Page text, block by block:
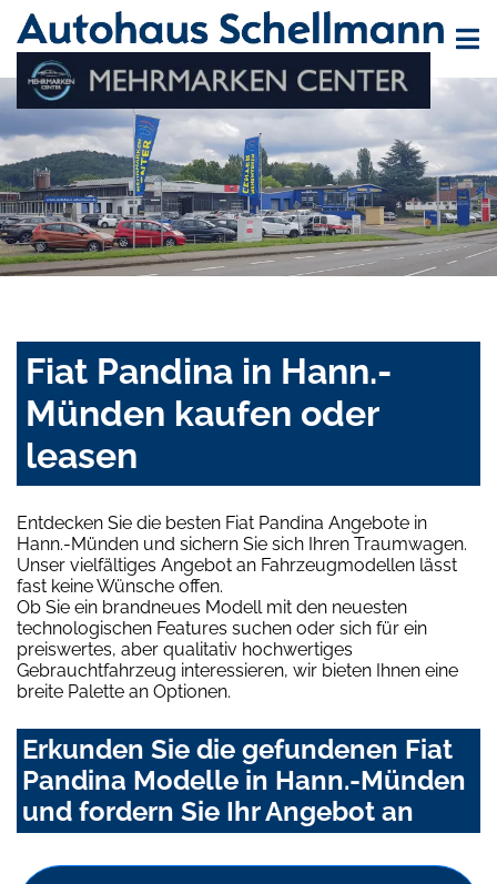
Fiat Pandina in Hann.-
Münden kaufen oder
leasen
Entdecken Sie die besten Fiat Pandina Angebote in
Hann.-Münden und sichern Sie sich Ihren Traumwagen.
Unser vielfältiges Angebot an Fahrzeugmodellen lässt
fast keine Wünsche offen.
Ob Sie ein brandneues Modell mit den neuesten
technologischen Features suchen oder sich für ein
preiswertes, aber qualitativ hochwertiges
Gebrauchtfahrzeug interessieren, wir bieten Ihnen eine
breite Palette an Optionen.
Erkunden Sie die gefundenen Fiat
Pandina Modelle in Hann.-Münden
und fordern Sie Ihr Angebot an